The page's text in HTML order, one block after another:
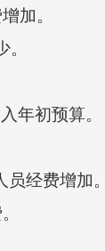
加。
年初预算。
经费增加。